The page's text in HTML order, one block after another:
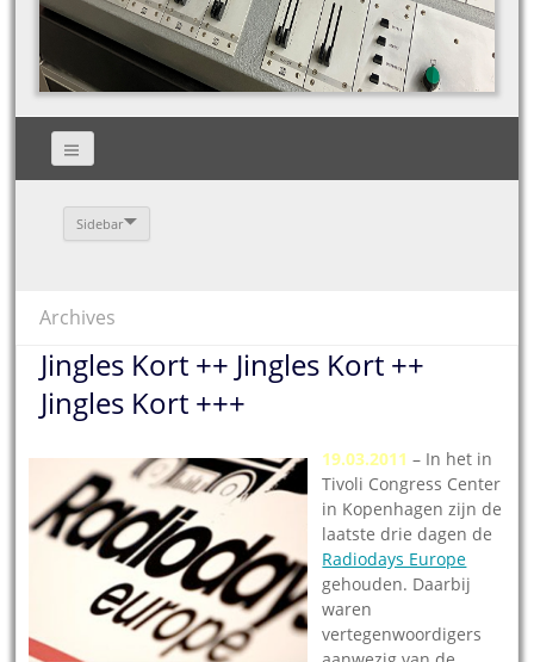
Sidebar
Archives
Jingles Kort ++ Jingles Kort ++
Jingles Kort +++
19.03.2011 – In het in
Tivoli Congress Center
in Kopenhagen zijn de
laatste drie dagen de
Radiodays Europe
gehouden. Daarbij
waren
vertegenwoordigers